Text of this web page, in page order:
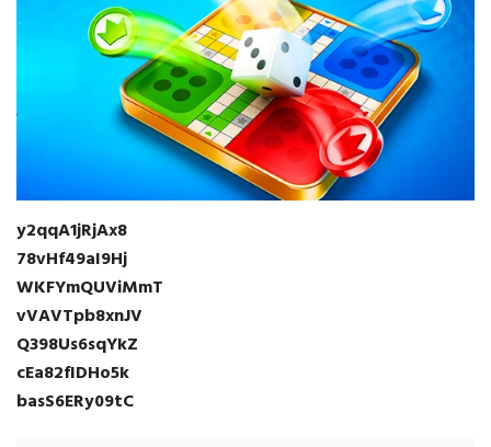
y2qqA1jRjAx8
78vHf49aI9Hj
WKFYmQUViMmT
vVAVTpb8xnJV
Q398Us6sqYkZ
cEa82fIDHo5k
basS6ERy09tC